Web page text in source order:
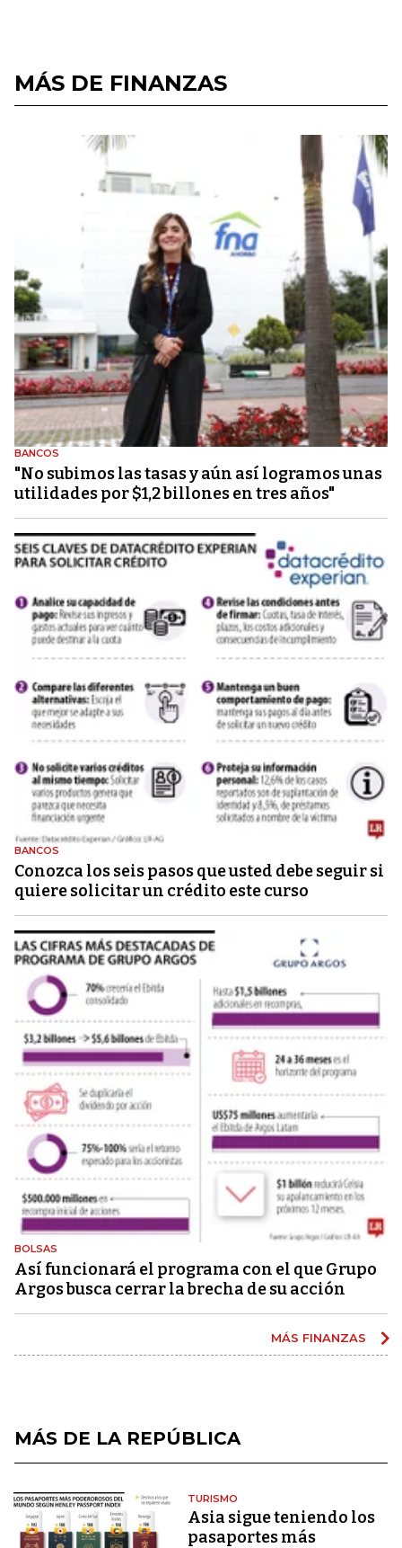
MÁS DE FINANZAS
BANCOS
"No subimos las tasas y aún así logramos unas
utilidades por $1,2 billones en tres años"
BANCOS
Conozca los seis pasos que usted debe seguir si
quiere solicitar un crédito este curso
BOLSAS
Así funcionará el programa con el que Grupo
Argos busca cerrar la brecha de su acción
MÁS FINANZAS
MÁS DE LA REPÚBLICA
TURISMO
Asia sigue teniendo los
pasaportes más